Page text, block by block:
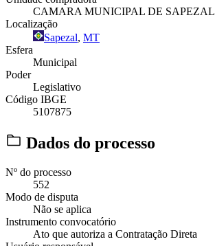
CAMARA MUNICIPAL DE SAPEZAL
Localização
Sapezal, MT
Esfera
Municipal
Poder
Legislativo
Código IBGE
5107875
Dados do processo
Nº do processo
552
Modo de disputa
Não se aplica
Instrumento convocatório
Ato que autoriza a Contratação Direta